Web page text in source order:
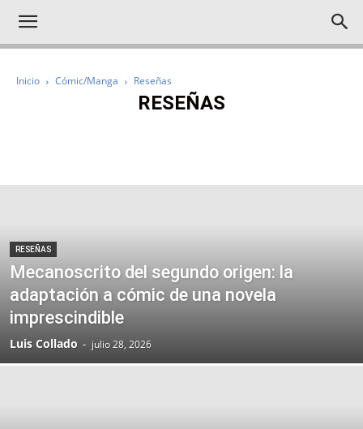
Inicio Cómic/Manga Reseñas
RESEÑAS
RESEÑAS
Mecanoscrito del segundo origen: la
adaptación a cómic de una novela
imprescindible
Luis Collado - julio 28, 2026